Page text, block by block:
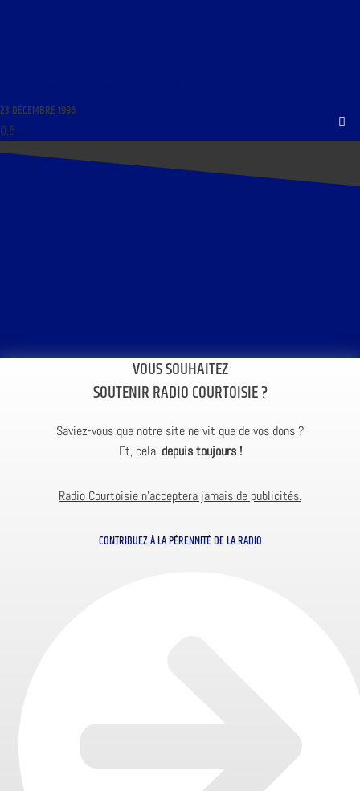
23 DÉCEMBRE 1996
VOUS SOUHAITEZ
SOUTENIR RADIO COURTOISIE ?
Saviez-vous que notre site ne vit que de vos dons ?
Et, cela, depuis toujours !
Radio Courtoisie n’acceptera jamais de publicités.
CONTRIBUEZ À LA PÉRENNITÉ DE LA RADIO